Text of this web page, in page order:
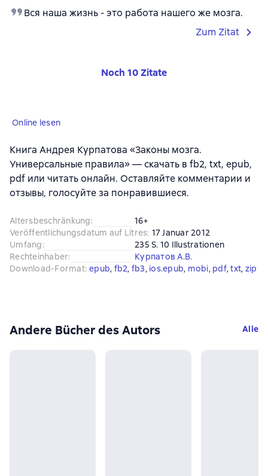
Вся наша жизнь - это работа нашего же мозга.
Zum Zitat
Noch 10 Zitate
Online lesen
Книга Андрея Курпатова «Законы мозга.
Универсальные правила» — скачать в fb2, txt, epub,
pdf или читать онлайн. Оставляйте комментарии и
отзывы, голосуйте за понравившиеся.
Altersbeschränkung:
16+
Veröffentlichungsdatum auf Litres: 17 Januar 2012
Umfang:
235 S. 10 Illustrationen
Rechteinhaber:
Курпатов А.В.
Download-Format: epub, fb2, fb3, ios.epub, mobi, pdf, txt, zip
Andere Bücher des Autors Alle